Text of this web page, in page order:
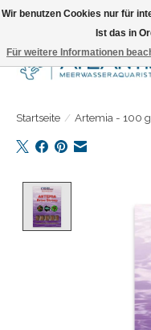
Täglicher Versand. Bestelle bis
Startseite / Artemia - 100 g
Wir benutzen Cookies nur für
Ist das in
Für weitere Informationen